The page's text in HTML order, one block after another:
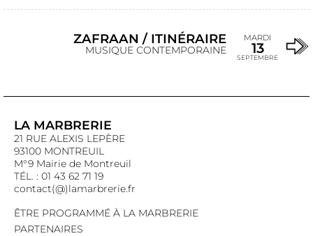
ZAFRAAN / ITINÉRAIRE
MUSIQUE CONTEMPORAINE
MARDI
13
SEPTEMBRE
LA MARBRERIE
21 RUE ALEXIS LEPÈRE
93100 MONTREUIL
M°9 Mairie de Montreuil
TÉL. : 01 43 62 71 19
contact(@)lamarbrerie.fr
ÊTRE PROGRAMMÉ À LA MARBRERIE
PARTENAIRES